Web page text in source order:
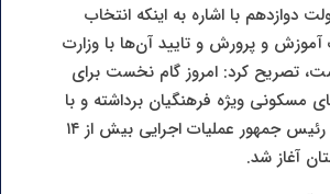
دوازدهم با اشاره به اینکه انتخاب
آموزش و پرورش و تایید آن‌ها با وزارت
تصریح کرد: امروز گام نخست برای
مسکونی ویژه فرهنگیان برداشته و با
حضور معاون اول رئیس جمهور عملیات اجرایی بیش از ۱۴